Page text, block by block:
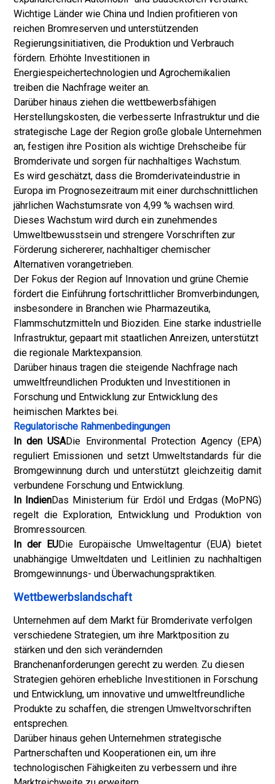
Wichtige Länder wie China und Indien profitieren von
reichen Bromreserven und unterstützenden
Regierungsinitiativen, die Produktion und Verbrauch
fördern. Erhöhte Investitionen in
Energiespeichertechnologien und Agrochemikalien
treiben die Nachfrage weiter an.
Darüber hinaus ziehen die wettbewerbsfähigen
Herstellungskosten, die verbesserte Infrastruktur und die
strategische Lage der Region große globale Unternehmen
an, festigen ihre Position als wichtige Drehscheibe für
Bromderivate und sorgen für nachhaltiges Wachstum.
Es wird geschätzt, dass die Bromderivateindustrie in
Europa im Prognosezeitraum mit einer durchschnittlichen
jährlichen Wachstumsrate von 4,99 % wachsen wird.
Dieses Wachstum wird durch ein zunehmendes
Umweltbewusstsein und strengere Vorschriften zur
Förderung sichererer, nachhaltiger chemischer
Alternativen vorangetrieben.
Der Fokus der Region auf Innovation und grüne Chemie
fördert die Einführung fortschrittlicher Bromverbindungen,
insbesondere in Branchen wie Pharmazeutika,
Flammschutzmitteln und Bioziden. Eine starke industrielle
Infrastruktur, gepaart mit staatlichen Anreizen, unterstützt
die regionale Marktexpansion.
Darüber hinaus tragen die steigende Nachfrage nach
umweltfreundlichen Produkten und Investitionen in
Forschung und Entwicklung zur Entwicklung des
heimischen Marktes bei.
Regulatorische Rahmenbedingungen
In den USADie Environmental Protection Agency (EPA)
reguliert Emissionen und setzt Umweltstandards für die
Bromgewinnung durch und unterstützt gleichzeitig damit
verbundene Forschung und Entwicklung.
In IndienDas Ministerium für Erdöl und Erdgas (MoPNG)
regelt die Exploration, Entwicklung und Produktion von
Bromressourcen.
In der EUDie Europäische Umweltagentur (EUA) bietet
unabhängige Umweltdaten und Leitlinien zu nachhaltigen
Bromgewinnungs- und Überwachungspraktiken.
Wettbewerbslandschaft
Unternehmen auf dem Markt für Bromderivate verfolgen
verschiedene Strategien, um ihre Marktposition zu
stärken und den sich verändernden
Branchenanforderungen gerecht zu werden. Zu diesen
Strategien gehören erhebliche Investitionen in Forschung
und Entwicklung, um innovative und umweltfreundliche
Produkte zu schaffen, die strengen Umweltvorschriften
entsprechen.
Darüber hinaus gehen Unternehmen strategische
Partnerschaften und Kooperationen ein, um ihre
technologischen Fähigkeiten zu verbessern und ihre